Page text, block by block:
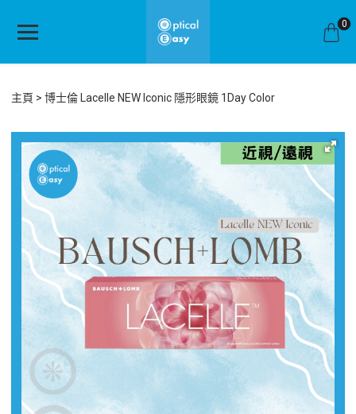
0
主頁 博士倫 Lacelle NEW Iconic 隱形眼鏡 1Day Color